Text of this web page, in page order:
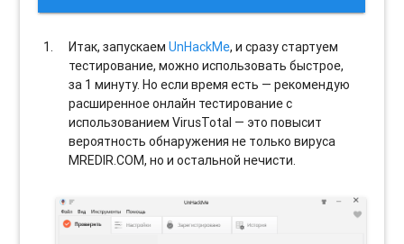
Итак, запускаемUnHackMe, и сразу стартуем
тестирование, можно использовать быстрое,
за 1 минуту. Но если время есть — рекомендую
расширенное онлайн тестирование с
использованием VirusTotal — это повысит
вероятность обнаружения не только вируса
MREDIR.COM, но и остальной нечисти.